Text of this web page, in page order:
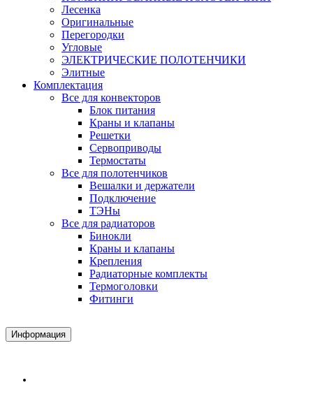
Лесенка
Оригинальные
Перегородки
Угловые
ЭЛЕКТРИЧЕСКИЕ ПОЛОТЕНЧИКИ
Элитные
Комплектация
Все для конвекторов
Блок питания
Краны и клапаны
Решетки
Сервоприводы
Термостаты
Все для полотенчиков
Вешалки и держатели
Подключение
ТЭНы
Все для радиаторов
Бинокли
Краны и клапаны
Крепления
Радиаторные комплекты
Термоголовки
Фитинги
Информация